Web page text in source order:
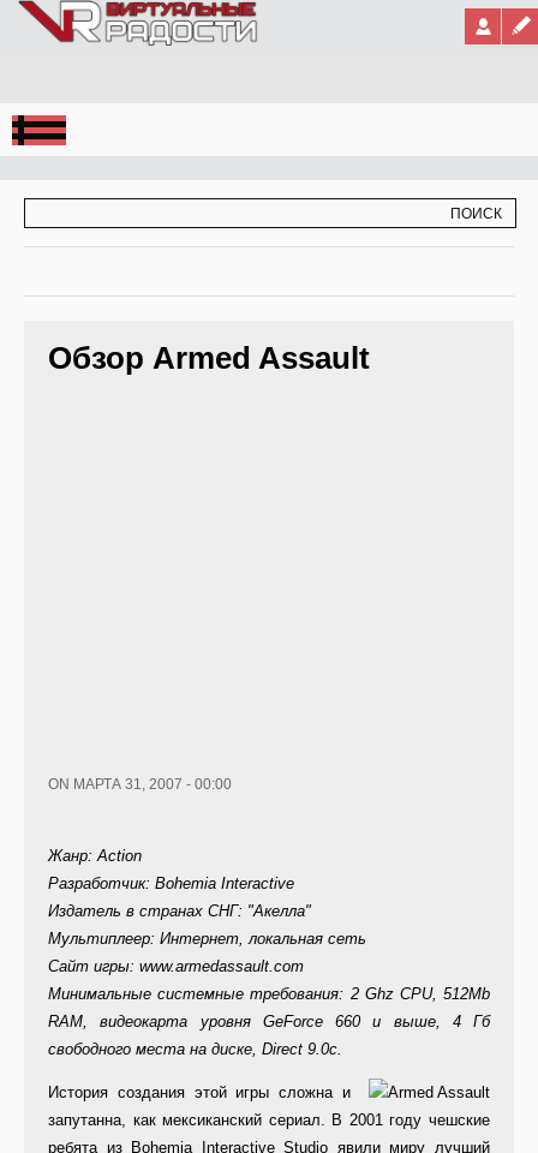
Jump to Navigation
Обзор Armed Assault
ON МАРТА 31, 2007 - 00:00
Жанр: Action
Разработчик: Bohemia Interactive
Издатель в странах СНГ: "Акелла"
Мультиплеер: Интернет, локальная сеть
Сайт игры: www.armedassault.com
Минимальные системные требования: 2 Ghz CPU, 512Mb
RAM, видеокарта уровня GeForce 660 и выше, 4 Гб
свободного места на диске, Direct 9.0c.
История создания этой игры сложна и
запутанна, как мексиканский сериал. В 2001 году чешские
ребята из Bohemia Interactive Studio явили миру лучший